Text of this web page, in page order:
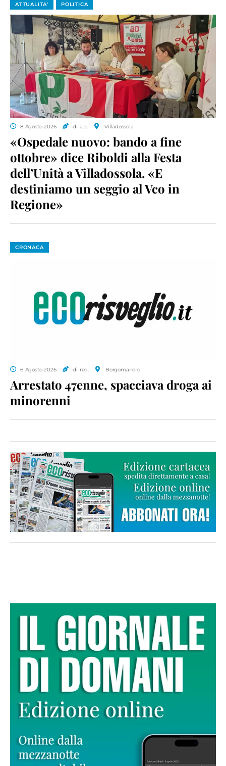
ATTUALITA' POLITICA
8 Agosto 2026 di a.p. Villadossola
«Ospedale nuovo: bando a fine
ottobre» dice Riboldi alla Festa
dell’Unità a Villadossola. «E
destiniamo un seggio al Vco in
Regione»
CRONACA
6 Agosto 2026 di red. Borgomanero
Arrestato 47enne, spacciava droga ai
minorenni